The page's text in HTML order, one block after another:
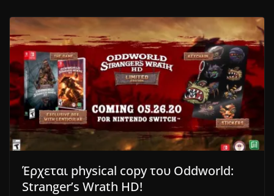
Έρχεται physical copy του Oddworld:
Stranger’s Wrath HD!